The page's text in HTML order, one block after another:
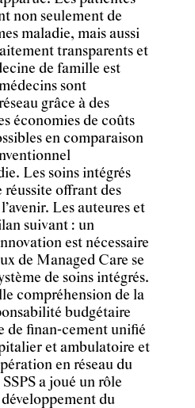
non seulement de
maladie, mais aussi
transparents et
de famille est
sont
grâce à des
économies de coûts
en comparaison
Les soins intégrés
réussite offrant des
Les auteures et
suivant : un
est nécessaire
de Managed Care se
de soins intégrés.
compréhension de la
budgétaire
de finan-cement unifié
et ambulatoire et
en réseau du
a joué un rôle
du